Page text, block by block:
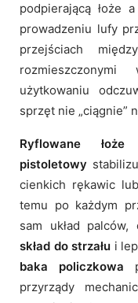
podpierającą łoże
prowadzeniu lufy
przejściach
użytkowaniu
sprzęt nie „ciągnie”
Ryflowane łoże
pistoletowy
cienkich rękawic
temu po każdym
sam układ
skład do strzału i
baka policzkowa
przyrządy